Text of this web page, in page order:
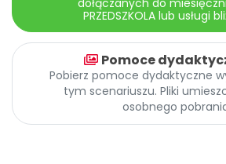
Pomoc
Promocje
dołączanych do
PRZEDSZKOLA lub usługi
Pomoce
Pobierz pomoce dydaktyczne
tym scenariuszu. Pliki
osobnego